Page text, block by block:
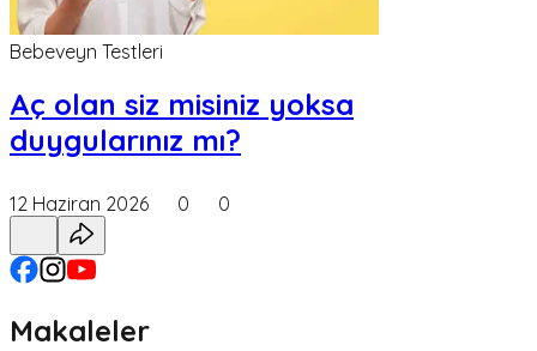
Bebeveyn Testleri
Aç olan siz misiniz yoksa
duygularınız mı?
12 Haziran 2026 0 0
Makaleler